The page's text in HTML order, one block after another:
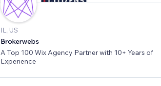
IL, US
Brokerwebs
A Top 100 Wix Agency Partner with 10+ Years of
Experience